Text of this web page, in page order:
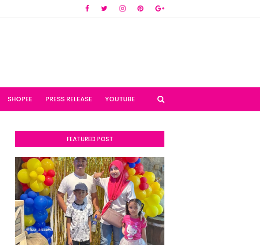
SHOPEE PRESS RELEASE YOUTUBE
FEATURED POST